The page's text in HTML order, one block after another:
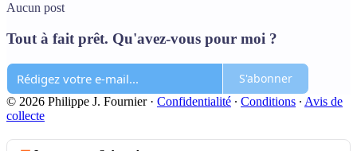
Aucun post
Tout à fait prêt. Qu'avez-vous pour moi ?
S'abonner
© 2026 Philippe J. Fournier· Confidentialité ∙ Conditions ∙ Avis de
collecte